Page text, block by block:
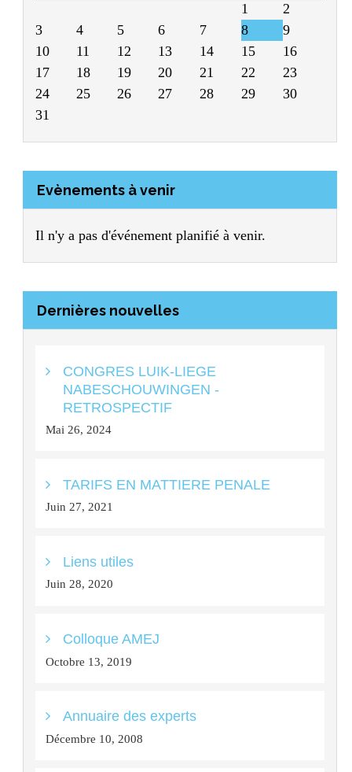
1
2
3
4 5 6 7 8
9
10
11 12 13 14 15
16
17
18 19 20 21 22
23
24
25 26 27 28 29
30
31
Evènements à venir
Il n'y a pas d'événement planifié à venir.
Dernières nouvelles
CONGRES LUIK-LIEGE
NABESCHOUWINGEN -
RETROSPECTIF
Mai 26, 2024
TARIFS EN MATTIERE PENALE
Juin 27, 2021
Liens utiles
Juin 28, 2020
Colloque AMEJ
Octobre 13, 2019
Annuaire des experts
Décembre 10, 2008